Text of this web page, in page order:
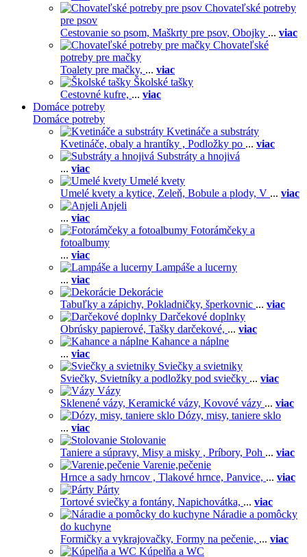
Chovateľské potreby
pre psov
Cestovanie so psom, Maškrty pre psov, Obojky ... viac
Chovateľské
potreby pre mačky
Toalety pre mačky, ... viac
Školské tašky
Cestovné kufre, ... viac
Domáce potreby
Domáce potreby
Kvetináče a substráty
Kvetináče, obaly a hrantíky , Podložky po ... viac
Substráty a hnojivá
... viac
Umelé kvety
Umelé kvety a kytice, Zeleň, Bobule a plody, V ... viac
Anjeli
... viac
Fotorámčeky a
fotoalbumy
... viac
Lampáše a lucerny
... viac
Dekorácie
Tabuľky a zápichy, Pokladničky, šperkovnic ... viac
Darčekové doplnky
Obrúsky papierové, Tašky darčekové, ... viac
Kahance a náplne
... viac
Sviečky a svietniky
Sviečky, Svietníky a podložky pod sviečky ... viac
Vázy
Sklenené vázy, Keramické vázy, Kovové vázy ... viac
Dózy, misy, taniere sklo
... viac
Stolovanie
Taniere a súpravy, Misy a misky , Príbory, Poh ... viac
Varenie,pečenie
Hrnce a sady hrncov , Tlakové hrnce, Panvice, ... viac
Párty
Tortové sviečky a fontány, Napichovátka, ... viac
Náradie a pomôcky
do kuchyne
Formičky a vykrajovačky, Formy na pečenie, ... viac
Kúpelňa a WC